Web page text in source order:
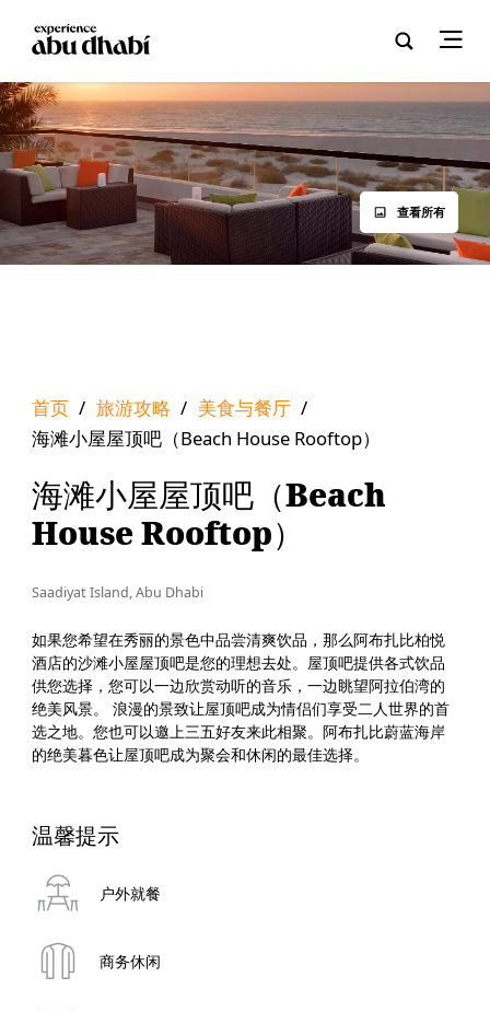
查看所有
首页 / 旅游攻略 / 美食与餐厅 /
海滩小屋屋顶吧（Beach House Rooftop）
海滩小屋屋顶吧（Beach
House Rooftop）
Saadiyat Island, Abu Dhabi
如果您希望在秀丽的景色中品尝清爽饮品，那么阿布扎比柏悦
酒店的沙滩小屋屋顶吧是您的理想去处。屋顶吧提供各式饮品
供您选择，您可以一边欣赏动听的音乐，一边眺望阿拉伯湾的
绝美风景。 浪漫的景致让屋顶吧成为情侣们享受二人世界的首
选之地。您也可以邀上三五好友来此相聚。阿布扎比蔚蓝海岸
的绝美暮色让屋顶吧成为聚会和休闲的最佳选择。
温馨提示
户外就餐
商务休闲